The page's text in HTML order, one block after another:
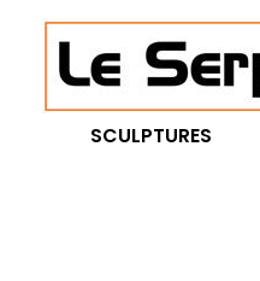
SCULPTURES